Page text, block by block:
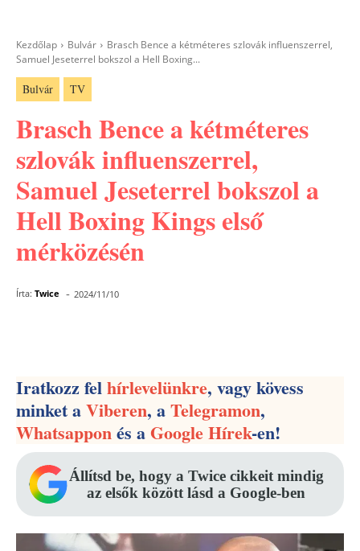
Kezdőlap Bulvár
Brasch Bence a kétméteres szlovák influenszerrel,
Samuel Jeseterrel bokszol a Hell Boxing...
Bulvár TV
Brasch Bence a kétméteres
szlovák influenszerrel,
Samuel Jeseterrel bokszol a
Hell Boxing Kings első
mérközésén
Írta: Twice - 2024/11/10
Iratkozz felhírlevelünkre, vagy kövess
minket aViberen, aTelegramon,
Whatsapponés aGoogle Hírek-en!
Állítsd be, hogy a Twice cikkeit mindig
az elsők között lásd a Google-ben